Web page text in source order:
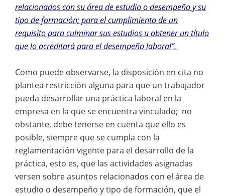
relacionados con su área de estudio o desempeño y su
tipo de formación; para el cumplimiento de un
requisito para culminar sus estudios u obtener un título
que lo acreditará para el desempeño laboral“.
Como puede observarse, la disposición en cita no
plantea restricción alguna para que un trabajador
pueda desarrollar una práctica laboral en la
empresa en la que se encuentra vinculado; no
obstante, debe tenerse en cuenta que ello es
posible, siempre que se cumpla con la
reglamentación vigente para el desarrollo de la
práctica, esto es, que las actividades asignadas
versen sobre asuntos relacionados con el área de
estudio o desempeño y tipo de formación, que el